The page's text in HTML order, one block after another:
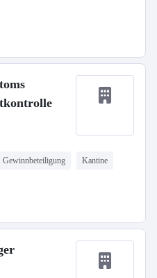
Gewinnbeteiligung Kantine